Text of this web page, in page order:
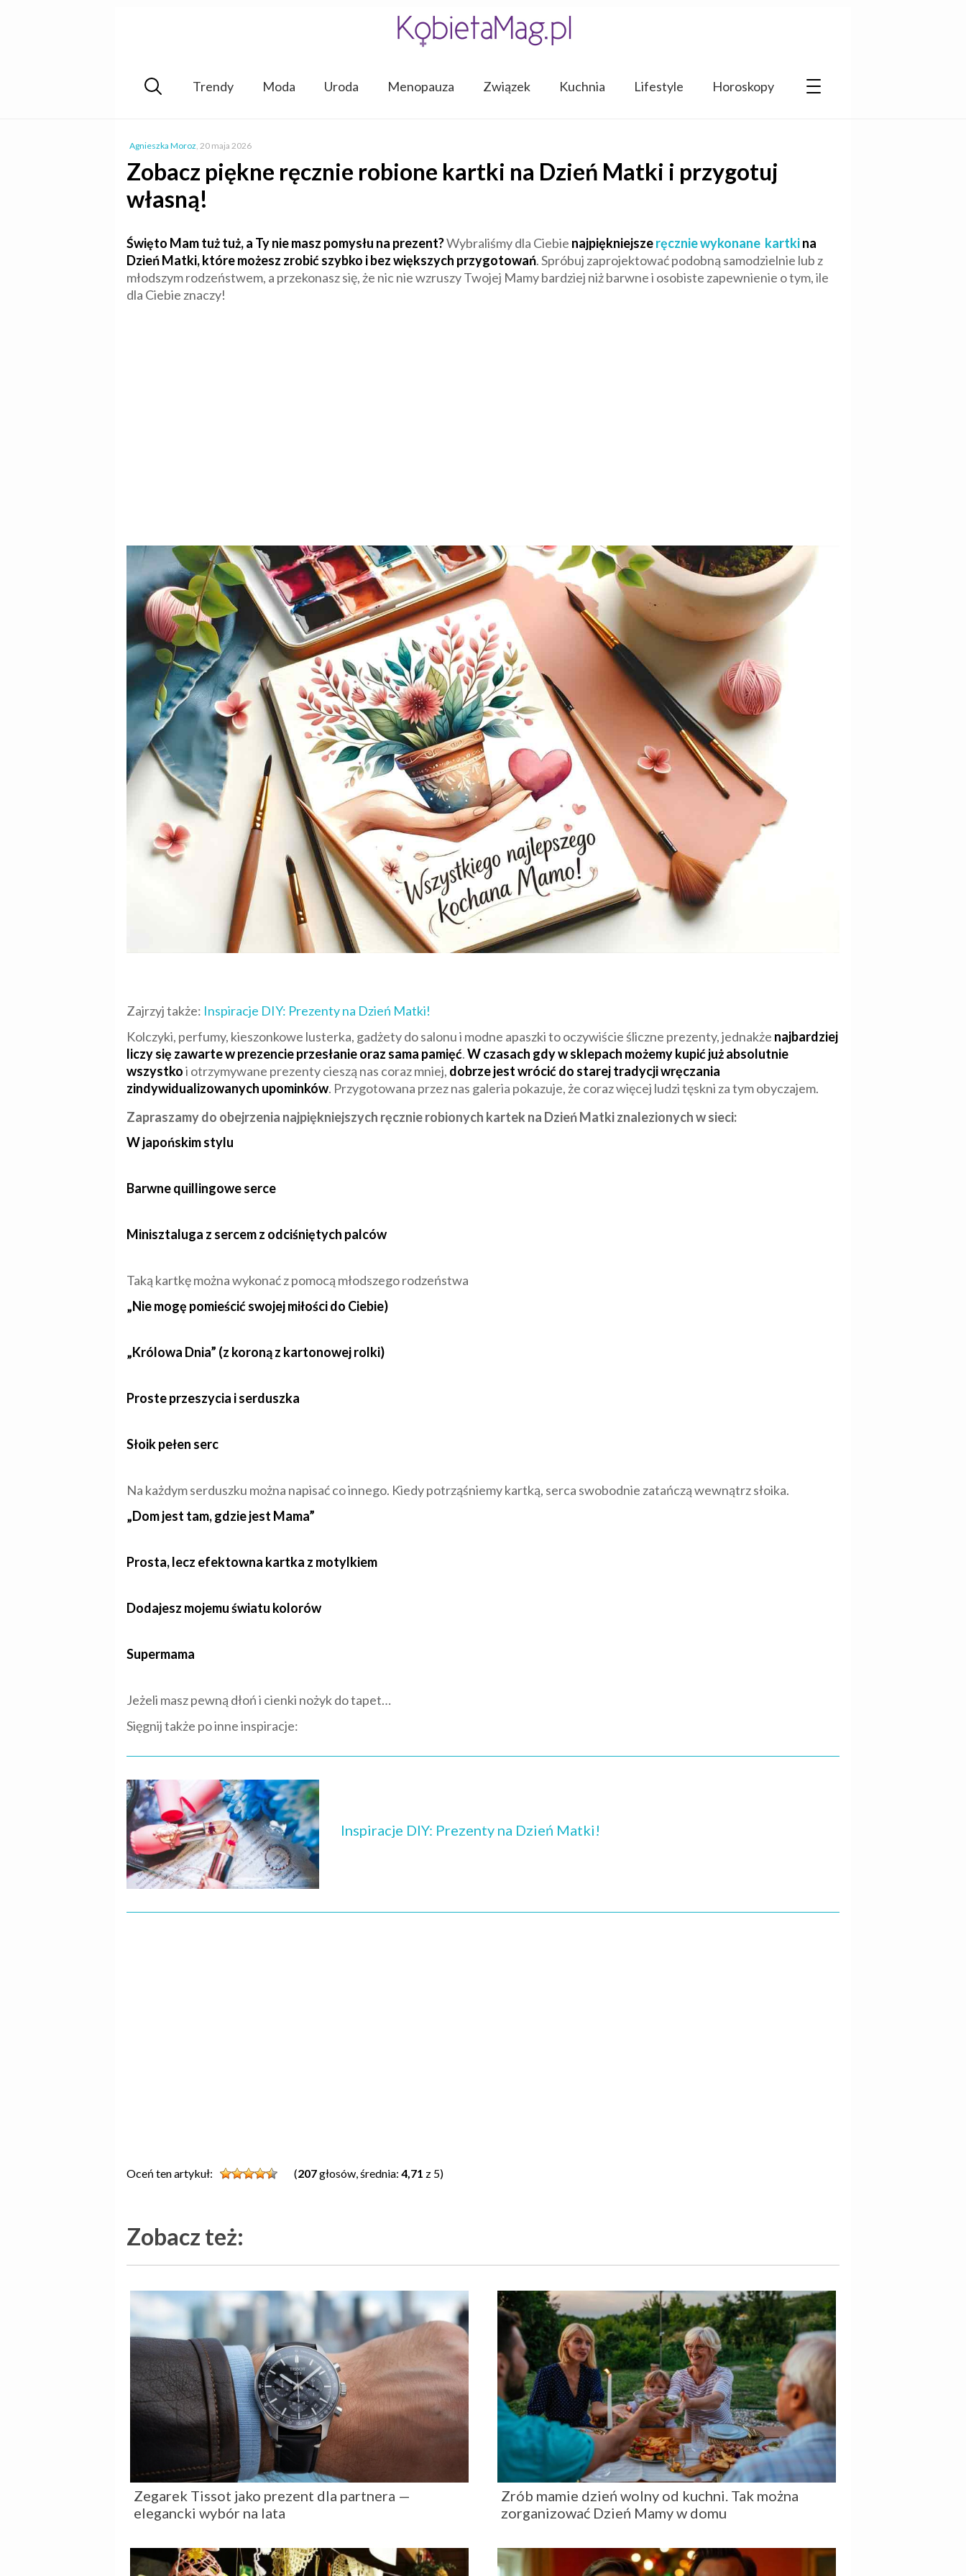
Trendy Moda Uroda Menopauza Związek Kuchnia Lifestyle Horoskopy
Agnieszka Moroz, 20 maja 2026
Zobacz piękne ręcznie robione kartki na Dzień Matki i przygotuj
własną!
Święto Mam tuż tuż, a Ty nie masz pomysłu na prezent?Wybraliśmy dla Ciebie najpiękniejszeręcznie wykonane kartkina
Dzień Matki, które możesz zrobić szybko i bez większych przygotowań. Spróbuj zaprojektować podobną samodzielnie lub z
młodszym rodzeństwem, a przekonasz się, że nic nie wzruszy Twojej Mamy bardziej niż barwne i osobiste zapewnienie o tym, ile
dla Ciebie znaczy!
Zajrzyj także: Inspiracje DIY: Prezenty na Dzień Matki!
Kolczyki, perfumy, kieszonkowe lusterka, gadżety do salonu i modne apaszki to oczywiście śliczne prezenty, jednakże najbardziej
liczy się zawarte w prezencie przesłanie oraz sama pamięć.W czasach gdy w sklepach możemy kupić już absolutnie
wszystkoi otrzymywane prezenty cieszą nas coraz mniej, dobrze jest wrócić do starej tradycji wręczania
zindywidualizowanych upominków. Przygotowana przez nas galeria pokazuje, że coraz więcej ludzi tęskni za tym obyczajem.
Zapraszamy do obejrzenia najpiękniejszych ręcznie robionych kartek na Dzień Matki znalezionych w sieci:
W japońskim stylu
Barwne quillingowe serce
Minisztaluga z sercem z odciśniętych palców
Taką kartkę można wykonać z pomocą młodszego rodzeństwa
„Nie mogę pomieścić swojej miłości do Ciebie)
„Królowa Dnia” (z koroną z kartonowej rolki)
Proste przeszycia i serduszka
Słoik pełen serc
Na każdym serduszku można napisać co innego. Kiedy potrząśniemy kartką, serca swobodnie zatańczą wewnątrz słoika.
„Dom jest tam, gdzie jest Mama”
Prosta, lecz efektowna kartka z motylkiem
Dodajesz mojemu światu kolorów
Supermama
Jeżeli masz pewną dłoń i cienki nożyk do tapet…
Sięgnij także po inne inspiracje:
Inspiracje DIY: Prezenty na Dzień Matki!
Oceń ten artykuł: (207głosów, średnia: 4,71 z 5)
Zobacz też:
Zegarek Tissot jako prezent dla partnera —
elegancki wybór na lata
Zrób mamie dzień wolny od kuchni. Tak można
zorganizować Dzień Mamy w domu